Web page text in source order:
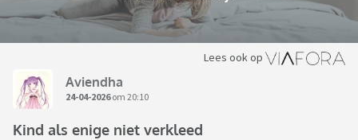
Lees ook op
Aviendha
24-04-2026om 20:10
Kind als enige niet verkleed